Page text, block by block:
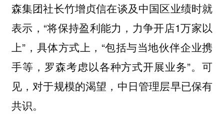
森集团社长竹增贞信在谈及中国区业绩时就
表示，“将保持盈利能力，力争开店1万家以
上”，具体方式上，“包括与当地伙伴企业携
手等，罗森考虑以各种方式开展业务”。可
见，对于规模的渴望，中日管理层早已保有
共识。